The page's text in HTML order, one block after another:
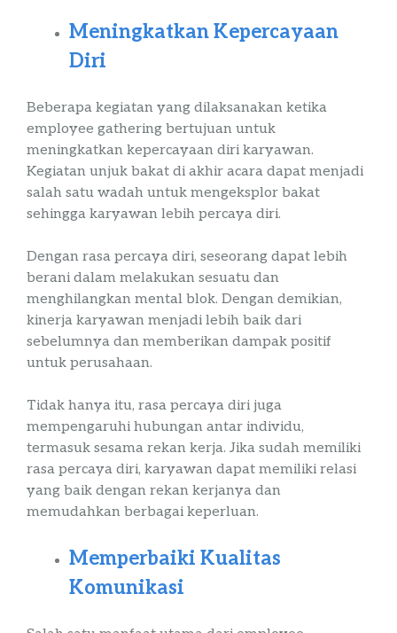
Meningkatkan Kepercayaan
Diri
Beberapa kegiatan yang dilaksanakan ketika
employee gathering bertujuan untuk
meningkatkan kepercayaan diri karyawan.
Kegiatan unjuk bakat di akhir acara dapat menjadi
salah satu wadah untuk mengeksplor bakat
sehingga karyawan lebih percaya diri.
Dengan rasa percaya diri, seseorang dapat lebih
berani dalam melakukan sesuatu dan
menghilangkan mental blok. Dengan demikian,
kinerja karyawan menjadi lebih baik dari
sebelumnya dan memberikan dampak positif
untuk perusahaan.
Tidak hanya itu, rasa percaya diri juga
mempengaruhi hubungan antar individu,
termasuk sesama rekan kerja. Jika sudah memiliki
rasa percaya diri, karyawan dapat memiliki relasi
yang baik dengan rekan kerjanya dan
memudahkan berbagai keperluan.
Memperbaiki Kualitas
Komunikasi